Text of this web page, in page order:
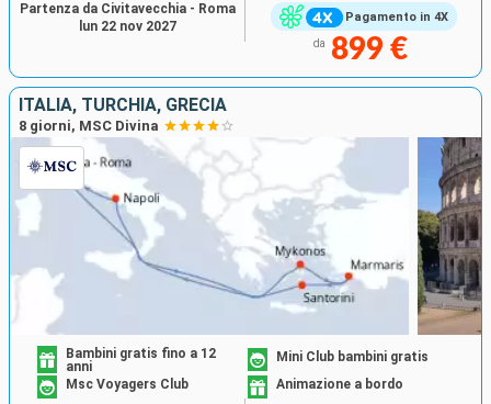
Pagamento in 4X
da 899 €
Partenza da Civitavecchia - Roma
lun 22 nov 2027
ITALIA, TURCHIA, GRECIA
8 giorni, MSC Divina
Bambini gratis fino a 12
anni
Mini Club bambini gratis
Msc Voyagers Club
Animazione a bordo